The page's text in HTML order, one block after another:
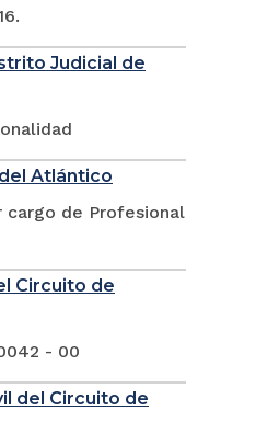
Judicial de
Atlántico
cargo de Profesional
Circuito de
- 00
del Circuito de